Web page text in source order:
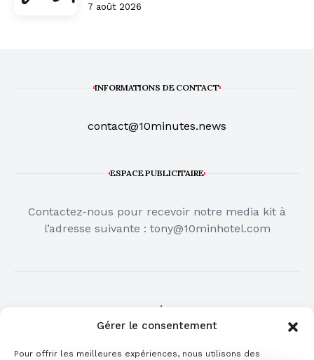
Gérer le consentement
Pour offrir les meilleures expériences, nous utilisons des
7 août 2026
INFORMATIONS DE CONTACT
contact@10minutes.news
ESPACE PUBLICITAIRE
Contactez-nous pour recevoir notre media kit à
l’adresse suivante : tony@10minhotel.com
COMMUNIQUÉ DE PRESSE
Cliquez ici pour publier votre communiqué de